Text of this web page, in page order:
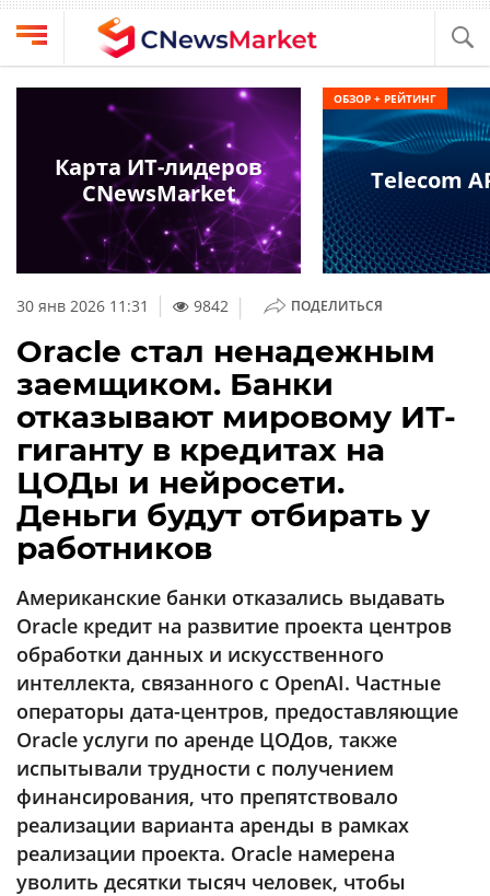
Выбрать
провайдера
Компании
обзоры
кабинет
О
проекте
CNews
Аналитика
Конференции
ТВ
издании
Реклама
Вакансии
Контакты
Telegram
Дзен
VK
Rutube
CNews
Конференции
Техника
30 янв 2026 11:31 9842 | ПОДЕЛИТЬСЯ
Oracle стал ненадежным
заемщиком. Банки
отказывают мировому ИТ-
гиганту в кредитах на
ЦОДы и нейросети.
Деньги будут отбирать у
работников
Американские банки отказались выдавать
Oracle кредит на развитие проекта центров
обработки данных и искусственного
интеллекта, связанного с OpenAI. Частные
операторы дата-центров, предоставляющие
Oracle услуги по аренде ЦОДов, также
испытывали трудности с получением
финансирования, что препятствовало
реализации варианта аренды в рамках
реализации проекта. Oracle намерена
уволить десятки тысяч человек, чтобы
Карта ИТ-лидеров
CNewsMarket
Telecom
ОБЗОР + РЕЙТИНГ